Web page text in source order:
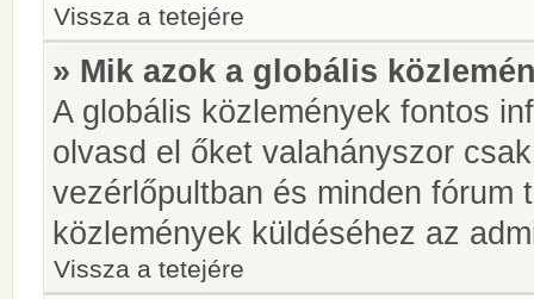
Vissza a tetejére
» Mik azok a globális
A globális közlemények fontos
olvasd el őket valahányszor
vezérlőpultban és minden fórum
közlemények küldéséhez az
Vissza a tetejére